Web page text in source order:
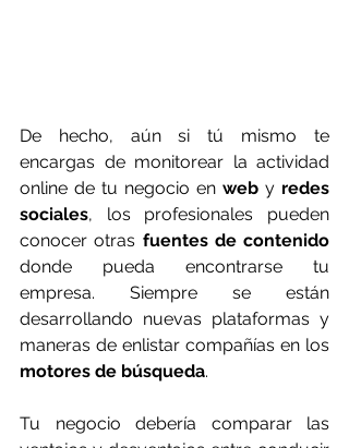
De hecho, aún si tú mismo te
encargas de monitorear la actividad
online de tu negocio en web y redes
sociales, los profesionales pueden
conocer otras fuentes de contenido
donde pueda encontrarse tu
empresa. Siempre se están
desarrollando nuevas plataformas y
motores de búsqueda.
Tu negocio debería comparar las